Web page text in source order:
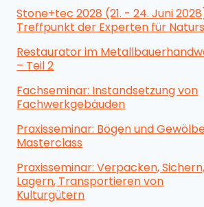
Stone+tec 2028 (21. - 24. Juni
Treffpunkt der Experten für
Restaurator im
– Teil 2
Fachseminar: Instandsetzung von
Fachwerkgebäuden
Praxisseminar: Bögen und
Masterclass
Praxisseminar: Verpacken, Sichern,
Lagern, Transportieren von
Kulturgütern